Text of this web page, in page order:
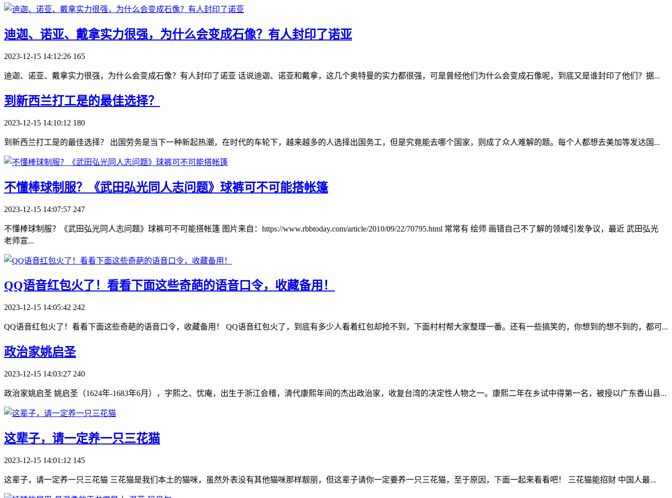
​迪迦、诺亚、戴拿实力很强，为什么会变成石像？有人封印了诺亚
2023-12-15 14:12:26 165
迪迦、诺亚、戴拿实力很强，为什么会变成石像？有人封印了诺亚 话说迪迦、诺亚和戴拿，这几个奥特曼的实力都很强，可是曾经他们为什么会变成石像呢，到底又是谁封印了他们？据...
​到新西兰打工是的最佳选择？
2023-12-15 14:10:12 180
到新西兰打工是的最佳选择？ 出国劳务是当下一种新起热潮，在时代的车轮下，越来越多的人选择出国务工，但是究竟能去哪个国家，则成了众人难解的题。每个人都想去美加等发达国...
​不懂棒球制服？《武田弘光同人志问题》球裤可不可能搭帐篷
2023-12-15 14:07:57 247
不懂棒球制服？《武田弘光同人志问题》球裤可不可能搭帐篷 图片来自：https://www.rbbtoday.com/article/2010/09/22/70795.html 常常有 绘师 画错自己不了解的领域引发争议，最近 武田弘光
老师宣...
​QQ语音红包火了！看看下面这些奇葩的语音口令，收藏备用！
2023-12-15 14:05:42 242
QQ语音红包火了！看看下面这些奇葩的语音口令，收藏备用！ QQ语音红包火了，到底有多少人看着红包却抢不到，下面村村帮大家整理一番。还有一些搞笑的，你想到的想不到的，都可...
​政治家姚启圣
2023-12-15 14:03:27 240
政治家姚启圣 姚启圣（1624年-1683年6月），字熙之、忧庵，出生于浙江会稽，清代康熙年间的杰出政治家，收复台湾的决定性人物之一。康熙二年在乡试中得第一名，被授以广东香山县...
​这辈子，请一定养一只三花猫
2023-12-15 14:01:12 145
这辈子，请一定养一只三花猫 三花猫是我们本土的猫咪，虽然外表没有其他猫咪那样靓丽，但这辈子请你一定要养一只三花猫，至于原因，下面一起来看看吧！ 三花猫能招财 中国人最...